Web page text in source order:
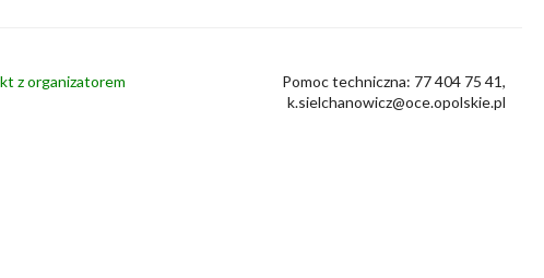
z organizatorem
Pomoc techniczna: 77 404 75 41,
k.sielchanowicz@oce.opolskie.pl